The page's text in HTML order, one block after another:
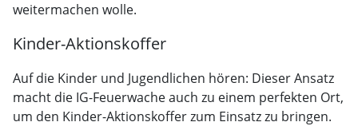
weitermachen wolle.
Kinder-Aktionskoffer
Auf die Kinder und Jugendlichen hören: Dieser Ansatz
macht die IG-Feuerwache auch zu einem perfekten Ort,
um den Kinder-Aktionskoffer zum Einsatz zu bringen.